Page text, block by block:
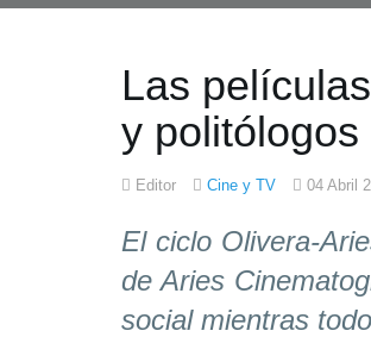
Las
y politólogos
Editor Cine y TV 04 Abril
El ciclo Olivera-
de Aries
social mientras